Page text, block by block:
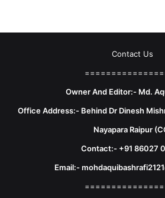
Contact Us
Owner And Editor:- Md.
Office Address:- Behind Dr Dinesh
Nayapara Raipur
Contact:- +91 86027
Email:-